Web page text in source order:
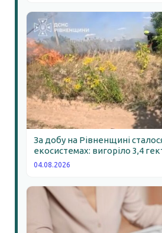
За добу на Рівненщині
екосистемах: вигоріло 3,4
04.08.2026